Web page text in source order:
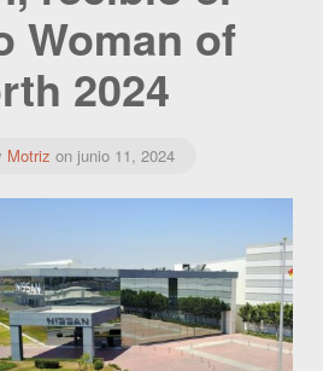
Woman of
2024
Motriz on junio 11, 2024